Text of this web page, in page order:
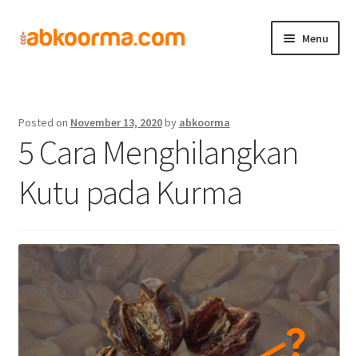
Menu
Produk
Cara Order
Hubungi Kami
Posted on November 13, 2020by abkoorma
5 Cara Menghilangkan
Kutu pada Kurma